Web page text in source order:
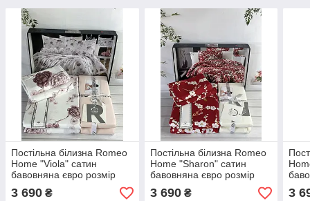
Постільна білизна Romeo
Home "Viola" сатин
бавовняна євро розмір
Туреччина
3 690 ₴
Постільна білизна Romeo
Home "Sharon" сатин
бавовняна євро розмір
Туреччина
3 690₴ 3